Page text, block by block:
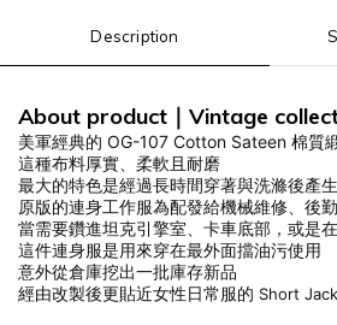
Description
About product Vintage
美軍經典的 OG-107 Cotton Sateen 棉質
這種布料厚實、柔軟且耐磨
最大的特色是經過長時間穿著與洗滌後產
原版的連身工作服為配發給機械維修、後
當需要鑽進坦克引擎室、卡車底部，或是
這件連身服是用來穿在最外面擋油污使用
意外從倉庫挖出一批庫存新品
經由改製後更貼近女性日常服的 Short